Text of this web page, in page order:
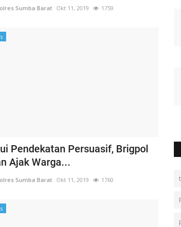
Sumba Barat Okt 11, 2019 1759
Pendekatan Persuasif, Brigpol
Ajak Warga...
Sumba Barat Okt 11, 2019 1760